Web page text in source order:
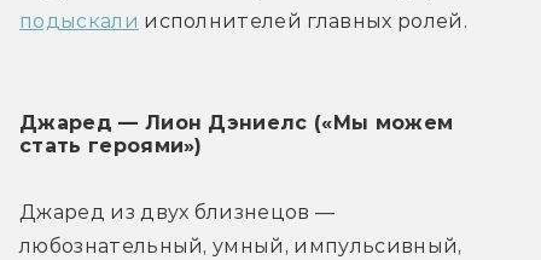
подыскали исполнителей главных ролей.
Джаред — Лион Дэниелс («Мы можем
стать героями»)
Джаред из двух близнецов —
любознательный, умный, импульсивный,